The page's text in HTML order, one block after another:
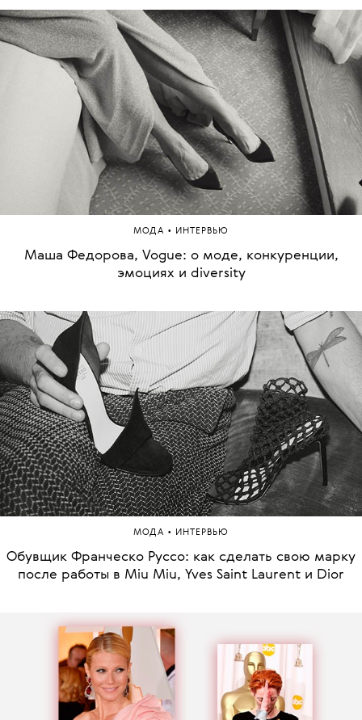
МОДА • ИНТЕРВЬЮ
Маша Федорова, Vogue: о моде, конкуренции,
эмоциях и diversity
МОДА • ИНТЕРВЬЮ
Обувщик Франческо Руссо: как сделать свою марку
после работы в Miu Miu, Yves Saint Laurent и Dior